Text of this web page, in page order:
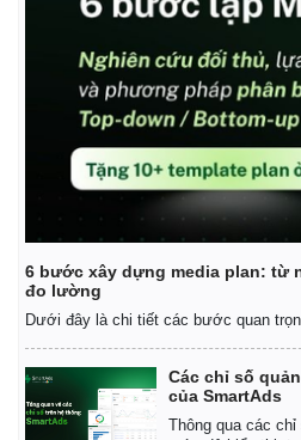
6 bước xây dựng media plan: từ
đo lường
Dưới đây là chi tiết các bước quan
Các chỉ số
của SmartAds
Thông qua các